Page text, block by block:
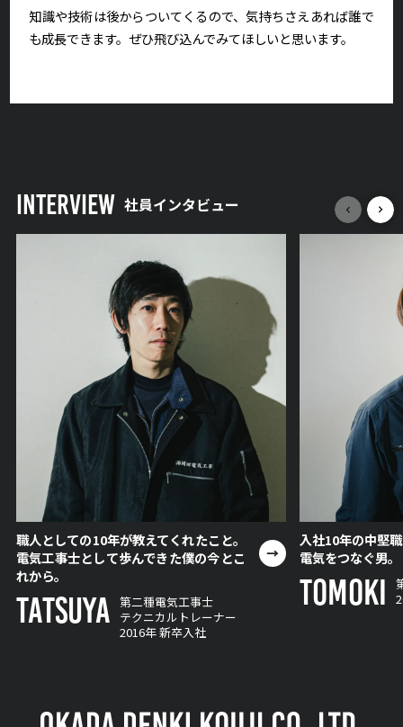
知識や技術は後からついてくるので、気持ちさえあれば誰で
も成長できます。ぜひ飛び込んでみてほしいと思います。
INTERVIEW 社員インタビュー
職人としての10年が教えてくれたこと。
電気工事士として歩んできた僕の今とこ
れから。
TATSUYA 第二種電気工事士
テクニカルトレーナー
2016年 新卒入社
入社10年の中堅
電気をつなぐ男。
TOMOKI